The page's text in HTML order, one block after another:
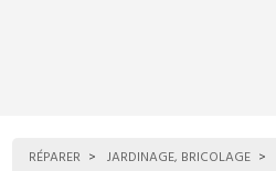
RÉPARER JARDINAGE, BRICOLAGE